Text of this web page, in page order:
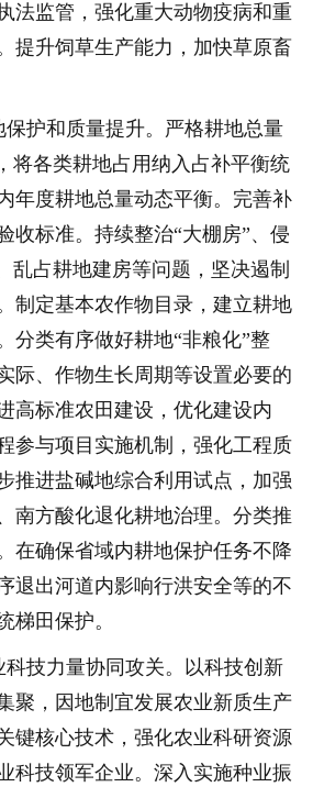
法监管，强化重大动物疫病和重
提升饲草生产能力，加快草原畜
保护和质量提升。严格耕地总量
将各类耕地占用纳入占补平衡统
年度耕地总量动态平衡。完善补
收标准。持续整治“大棚房”、侵
乱占耕地建房等问题，坚决遏制
制定基本农作物目录，建立耕地
分类有序做好耕地“非粮化”整
际、作物生长周期等设置必要的
高标准农田建设，优化建设内
参与项目实施机制，强化工程质
推进盐碱地综合利用试点，加强
南方酸化退化耕地治理。分类推
在确保省域内耕地保护任务不降
退出河道内影响行洪安全等的不
梯田保护。
科技力量协同攻关。以科技创新
聚，因地制宜发展农业新质生产
键核心技术，强化农业科研资源
科技领军企业。深入实施种业振